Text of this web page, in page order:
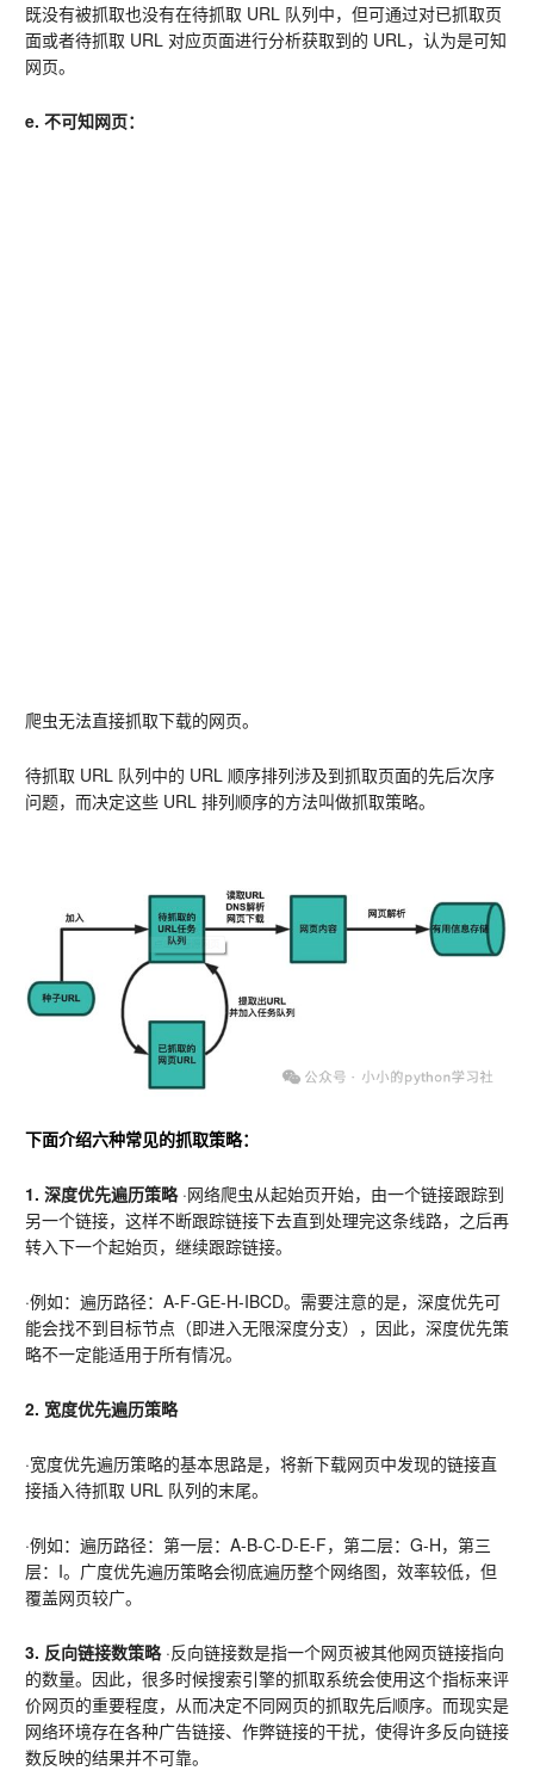
既没有被抓取也没有在待抓取 URL 队列中，但可通过对已抓取页
面或者待抓取 URL 对应页面进行分析获取到的 URL，认为是可知
网页。
e. 不可知网页：
爬虫无法直接抓取下载的网页。
待抓取 URL 队列中的 URL 顺序排列涉及到抓取页面的先后次序
问题，而决定这些 URL 排列顺序的方法叫做抓取策略。
下面介绍六种常见的抓取策略：
1. 深度优先遍历策略 ·网络爬虫从起始页开始，由一个链接跟踪到
另一个链接，这样不断跟踪链接下去直到处理完这条线路，之后再
转入下一个起始页，继续跟踪链接。
·例如：遍历路径：A-F-GE-H-IBCD。需要注意的是，深度优先可
能会找不到目标节点（即进入无限深度分支），因此，深度优先策
略不一定能适用于所有情况。
2. 宽度优先遍历策略
·宽度优先遍历策略的基本思路是，将新下载网页中发现的链接直
接插入待抓取 URL 队列的末尾。
·例如：遍历路径：第一层：A-B-C-D-E-F，第二层：G-H，第三
层：I。广度优先遍历策略会彻底遍历整个网络图，效率较低，但
覆盖网页较广。
3. 反向链接数策略 ·反向链接数是指一个网页被其他网页链接指向
的数量。因此，很多时候搜索引擎的抓取系统会使用这个指标来评
价网页的重要程度，从而决定不同网页的抓取先后顺序。而现实是
网络环境存在各种广告链接、作弊链接的干扰，使得许多反向链接
数反映的结果并不可靠。